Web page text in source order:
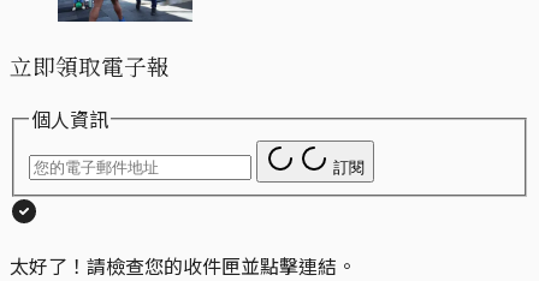
立即領取電子報
個人資訊
訂閱
太好了！請檢查您的收件匣並點擊連結。